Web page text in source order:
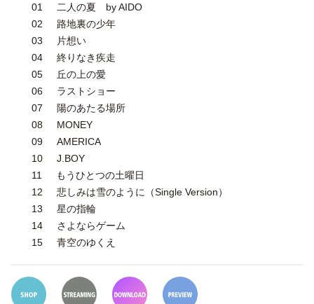
01
二人の夏 by AIDO
02
路地裏の少年
03
片想い
04
終りなき疾走
05
丘の上の愛
06
ラストショー
07
陽のあたる場所
08
MONEY
09
AMERICA
10
J.BOY
11
もうひとつの土曜日
12
悲しみは雪のように（Single Version）
13
星の指輪
14
さよならゲーム
15
青空のゆくえ